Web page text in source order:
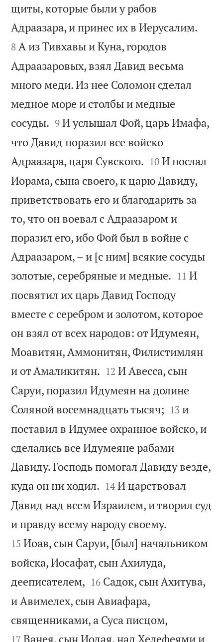
щиты, которые были у рабов
Адраазара, и принес их в Иерусалим.
8 А из Тивхавы и Куна, городов
Адраазаровых, взял Давид весьма
много меди. Из нее Соломон сделал
медное море и столбы и медные
сосуды. 

9 И услышал Фой, царь Имафа,
что Давид поразил все войско
Адраазара, царя Сувского. 

10 И послал
Иорама, сына своего, к царю Давиду,
приветствовать его и благодарить за
то, что он воевал с Адраазаром и
поразил его, ибо Фой был в войне с
Адраазаром, – и [с ним] всякие сосуды
золотые, серебряные и медные. 

11 И
посвятил их царь Давид Господу
вместе с серебром и золотом, которое
он взял от всех народов: от Идумеян,
Моавитян, Аммонитян, Филистимлян
и от Амаликитян. 

12 И Авесса, сын
Саруи, поразил Идумеян на долине
Соляной восемнадцать тысяч; 

13 и
поставил в Идумее охранное войско, и
сделались все Идумеяне рабами
Давиду. Господь помогал Давиду везде,
куда он ни ходил. 

14 И царствовал
Давид над всем Израилем, и творил суд
и правду всему народу своему.
15 Иоав, сын Саруи, [был] начальником
войска, Иосафат, сын Ахилуда,
дееписателем, 

16 Садок, сын Ахитува,
и Авимелех, сын Авиафара,
священниками, а Суса писцом,
17 Ванея, сын Иодая, над Хелефеями и